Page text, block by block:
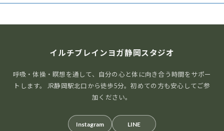
イルチブレインヨガ静岡スタジオ
呼吸・体操・瞑想を通して、自分の心と体に向き合う時間をサポー
トします。 JR静岡駅北口から徒歩5分。初めての方も安心してご参
加ください。
Instagram LINE